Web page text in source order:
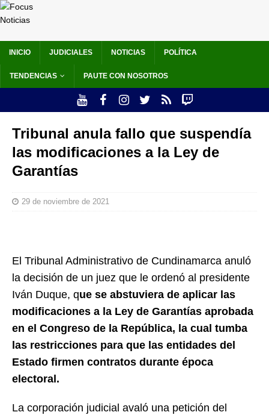
INICIO JUDICIALES NOTICIAS POLÍTICA
TENDENCIAS PAUTE CON NOSOTROS
Tribunal anula fallo que suspendía
las modificaciones a la Ley de
Garantías
29 de noviembre de 2021
El Tribunal Administrativo de Cundinamarca anuló
la decisión de un juez que le ordenó al presidente
Iván Duque, que se abstuviera de aplicar las
modificaciones a la Ley de Garantías aprobada
en el Congreso de la República, la cual tumba
las restricciones para que las entidades del
Estado firmen contratos durante época
electoral.
La corporación judicial avaló una petición del